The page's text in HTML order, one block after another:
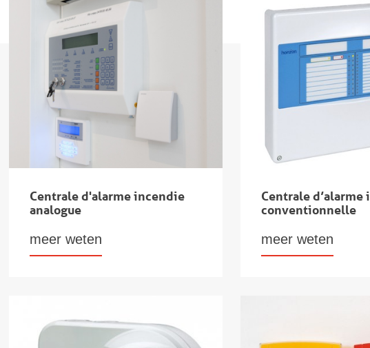
Centrale d'alarme incendie
analogue
meer weten
Centrale d’alarme
conventionnelle
meer weten